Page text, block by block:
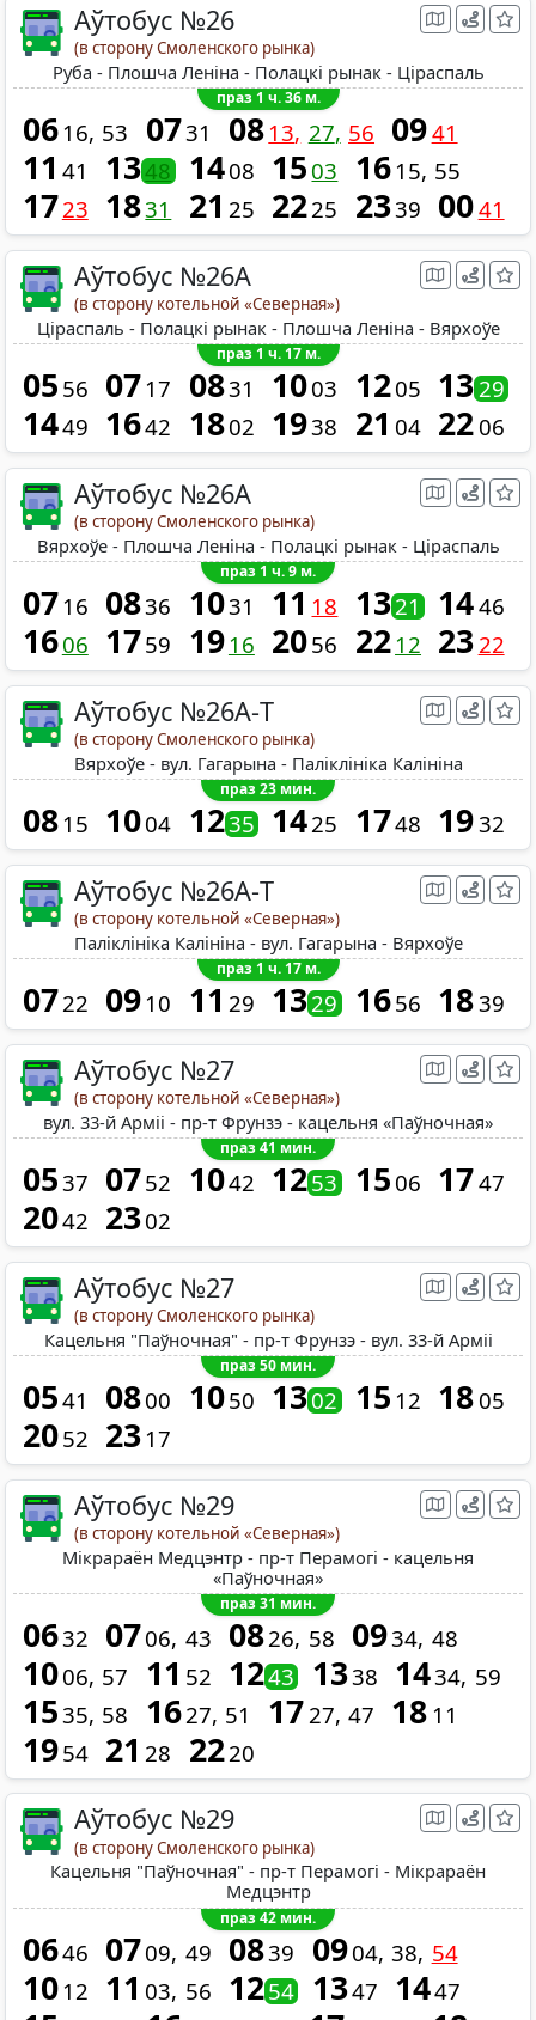
Аўтобус №26
(в сторону Смоленского рынка)
Руба - Плошча Леніна - Полацкі рынак - Ціраспаль
праз 1 ч. 36 м.
06 16 53 0731 08 13 27 56 0941
11 41 1348 1408 15 03 16 15 55
1723 1831 21 25 2225 2339 0041
Аўтобус №26A
(в сторону котельной «Северная»)
Ціраспаль - Полацкі рынак - Плошча Леніна - Вярхоўе
праз 1 ч. 17 м.
05 56 07 17 0831 1003 1205 1329
1449 1642 1802 1938 21 04 22 06
Аўтобус №26A
(в сторону Смоленского рынка)
Вярхоўе - Плошча Леніна - Полацкі рынак - Ціраспаль
праз 1 ч. 9 м.
07 16 0836 1031 11 18 1321 1446
1606 1759 19 16 2056 22 12 2322
Аўтобус №26A-Т
(в сторону Смоленского рынка)
Вярхоўе - вул. Гагарына - Паліклініка Калініна
праз 23 мин.
08 15 1004 1235 1425 1748 1932
Аўтобус №26A-Т
(в сторону котельной «Северная»)
Паліклініка Калініна - вул. Гагарына - Вярхоўе
праз 1 ч. 17 м.
0722 09 10 11 29 1329 1656 1839
Аўтобус №27
(в сторону котельной «Северная»)
вул. 33-й Арміі - пр-т Фрунзэ - кацельня «Паўночная»
праз 41 мин.
0537 0752 1042 1253 15 06 1747
2042 2302
Аўтобус №27
(в сторону Смоленского рынка)
Кацельня "Паўночная" - пр-т Фрунзэ - вул. 33-й Арміі
праз 50 мин.
0541 0800 1050 1302 15 12 18 05
2052 23 17
Аўтобус №29
(в сторону котельной «Северная»)
Мікрараён Медцэнтр - пр-т Перамогі - кацельня
«Паўночная»
праз 31 мин.
0632 0706 43 0826 58 0934 48
1006 57 11 52 1243 1338 1434 59
1535 58 1627 51 1727 47 18 11
1954 21 28 2220
Аўтобус №29
(в сторону Смоленского рынка)
Кацельня "Паўночная" - пр-т Перамогі - Мікрараён
Медцэнтр
праз 42 мин.
0646 0709 49 0839 0904 38 54
10 12 11 03 56 1254 1347 1447